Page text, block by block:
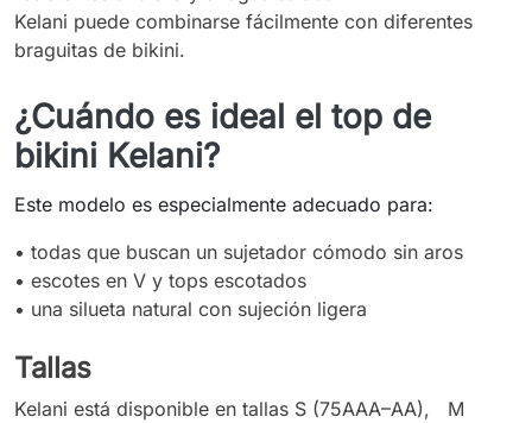
Kelani puede combinarse fácilmente con diferentes
braguitas de bikini.
¿Cuándo es ideal el top de
bikini Kelani?
Este modelo es especialmente adecuado para:
• todas que buscan un sujetador cómodo sin aros
• escotes en V y tops escotados
• una silueta natural con sujeción ligera
Tallas
Kelani está disponible en tallas S (75AAA–AA), M